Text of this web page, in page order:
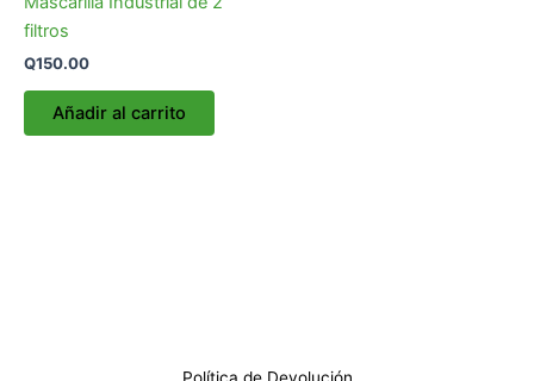
filtros
Q150.00
Añadir al carrito